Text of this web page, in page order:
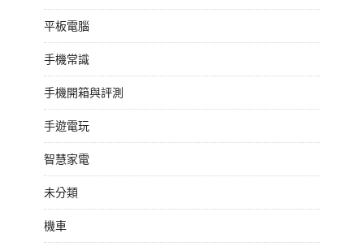
平板電腦
手機常識
手機開箱與評測
手遊電玩
智慧家電
未分類
機車